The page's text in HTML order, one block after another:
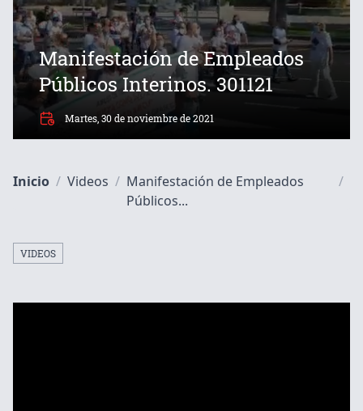
Manifestación de Empleados
Públicos Interinos. 301121
Martes, 30 de noviembre de 2021
Inicio / Videos / Manifestación de Empleados
Públicos...
/
VIDEOS